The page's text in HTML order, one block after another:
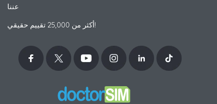
عننا
أكثر من 25,000 تقييم حقيقي!